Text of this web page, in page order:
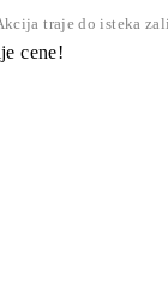
traje do isteka
cene!